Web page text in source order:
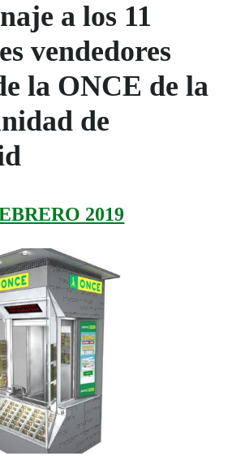
a los 11
vendedores
la ONCE de la
de
2019